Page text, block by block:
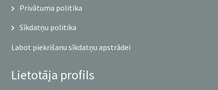
Privātuma politika
Sīkdatņu politika
Labot piekrišanu sīkdatņu apstrādei
Lietotāja profils